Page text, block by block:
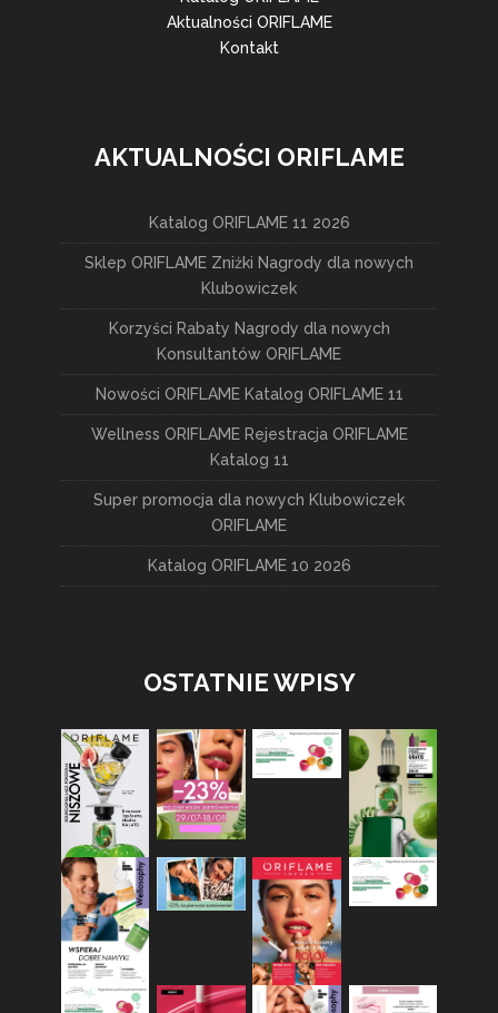
Aktualności ORIFLAME
Kontakt
AKTUALNOŚCI ORIFLAME
Katalog ORIFLAME 11 2026
Sklep ORIFLAME Zniżki Nagrody dla nowych
Klubowiczek
Korzyści Rabaty Nagrody dla nowych
Konsultantów ORIFLAME
Nowości ORIFLAME Katalog ORIFLAME 11
Wellness ORIFLAME Rejestracja ORIFLAME
Katalog 11
Super promocja dla nowych Klubowiczek
ORIFLAME
Katalog ORIFLAME 10 2026
OSTATNIE WPISY